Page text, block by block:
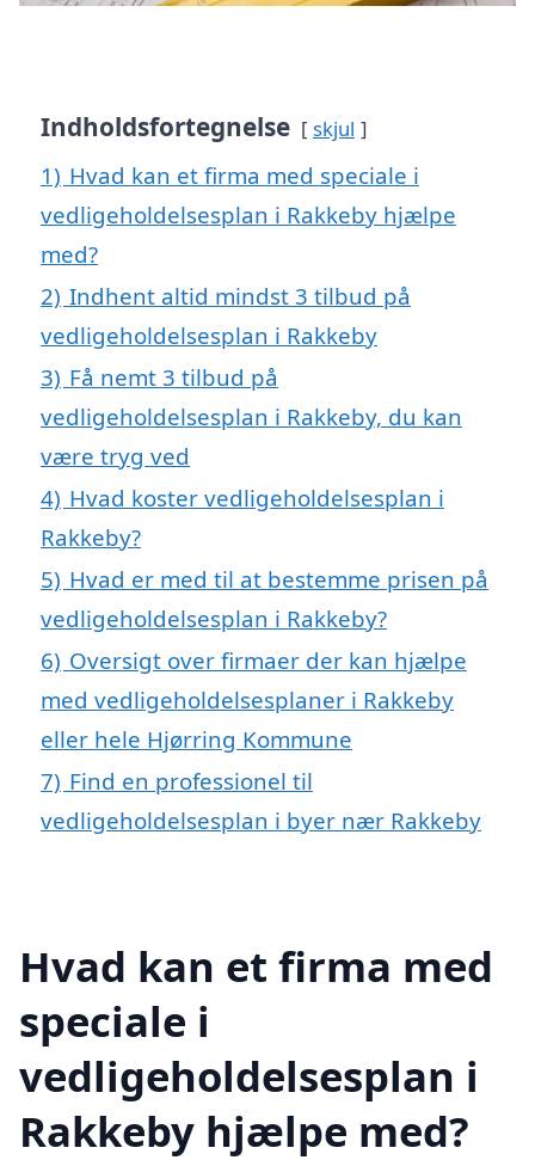
Indholdsfortegnelse skjul
1) Hvad kan et firma med speciale i
vedligeholdelsesplan i Rakkeby hjælpe
med?
2) Indhent altid mindst 3 tilbud på
vedligeholdelsesplan i Rakkeby
3) Få nemt 3 tilbud på
vedligeholdelsesplan i Rakkeby, du kan
være tryg ved
4) Hvad koster vedligeholdelsesplan i
Rakkeby?
5) Hvad er med til at bestemme prisen på
vedligeholdelsesplan i Rakkeby?
6) Oversigt over firmaer der kan hjælpe
med vedligeholdelsesplaner i Rakkeby
eller hele Hjørring Kommune
7) Find en professionel til
vedligeholdelsesplan i byer nær Rakkeby
Hvad kan et firma med
speciale i
vedligeholdelsesplan i
Rakkeby hjælpe med?